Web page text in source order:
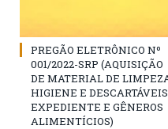
PREGÃO ELETRÔNICO Nº
001/2022-SRP (AQUISIÇÃO
DE MATERIAL DE
HIGIENE E
EXPEDIENTE E GÊNEROS
ALIMENTÍCIOS)